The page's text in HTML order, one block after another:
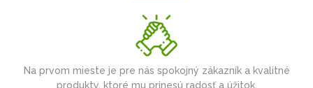
Na prvom mieste je pre nás spokojný zákazník a kvalitné
produkty, ktoré mu prinesú radosť a úžitok.